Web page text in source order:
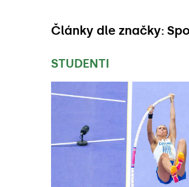
Články dle značky:
STUDENTI